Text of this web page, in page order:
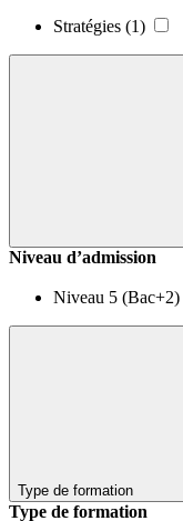
Stratégies (1)
Niveau d’admission
Niveau 5 (Bac+2)
Type de formation
Type de formation